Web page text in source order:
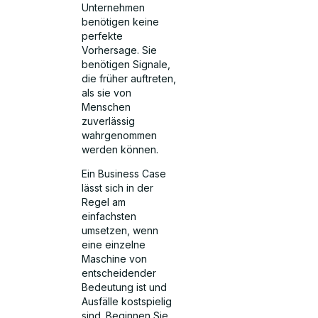
Unternehmen
benötigen keine
perfekte
Vorhersage. Sie
benötigen Signale,
die früher auftreten,
als sie von
Menschen
zuverlässig
wahrgenommen
werden können.
Ein Business Case
lässt sich in der
Regel am
einfachsten
umsetzen, wenn
eine einzelne
Maschine von
entscheidender
Bedeutung ist und
Ausfälle kostspielig